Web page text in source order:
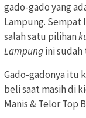
gado-gado yang
Lampung. Sempat
salah satu pilihan
Lampungini
Gado-gadonya itu
beli saat masih di
Manis & Telor Top